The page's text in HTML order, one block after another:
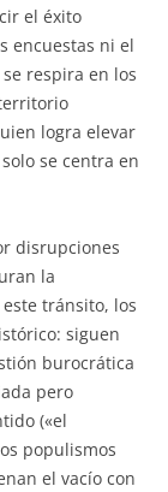
el éxito
encuestas ni el
respira en los
logra elevar
se centra en
disrupciones
la
tránsito, los
siguen
burocrática
pero
(«el
populismos
el vacío con